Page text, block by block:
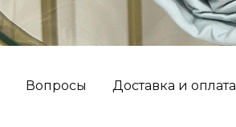
Вопросы Доставка и оплата